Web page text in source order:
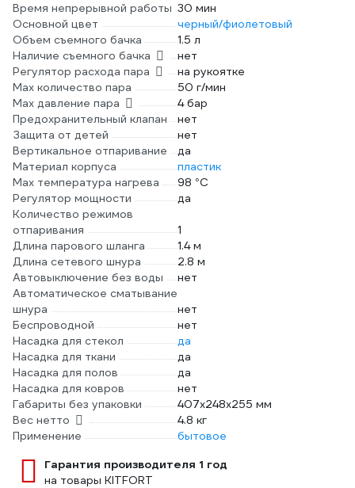
Время непрерывной работы 30 мин
Основной цвет
черный/фиолетовый
Объем съемного бачка
1.5 л
Наличие съемного бачка
нет
Регулятор расхода пара
на рукоятке
Мах количество пара
50 г/мин
Max давление пара
4 бар
Предохранительный клапан
нет
Защита от детей
нет
Вертикальное отпаривание
да
Материал корпуса
пластик
Max температура нагрева
98 °С
Регулятор мощности
да
Количество режимов
отпаривания
1
Длина парового шланга
1.4 м
Длина сетевого шнура
2.8 м
Автовыключение без воды
нет
Автоматическое сматывание
шнура
нет
Беспроводной
нет
Насадка для стекол
да
Насадка для ткани
да
Насадка для полов
да
Насадка для ковров
нет
Габариты без упаковки
407x248x255 мм
Вес нетто
4.8 кг
Применение
бытовое
Гарантия производителя 1 год
на товары KITFORT